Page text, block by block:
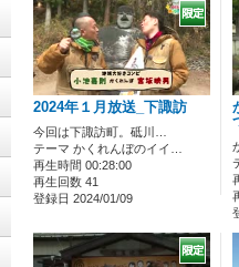
2024年１月放送_下諏訪
今回は下諏訪町。砥川…
テーマ かくれんぼのイイ…
再生時間 00:28:00
再生回数 41
登録日 2024/01/09